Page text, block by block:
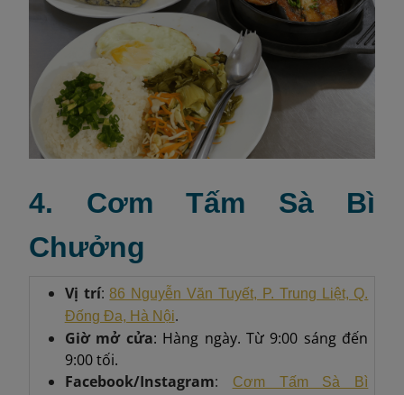
4. Cơm Tấm Sà Bì
Chưởng
Vị trí:86 Nguyễn Văn Tuyết, P. Trung Liệt, Q.
Đống Đa, Hà Nội.
Giờ mở cửa: Hàng ngày. Từ 9:00 sáng đến
9:00 tối.
Facebook/Instagram:
Cơm Tấm Sà Bì